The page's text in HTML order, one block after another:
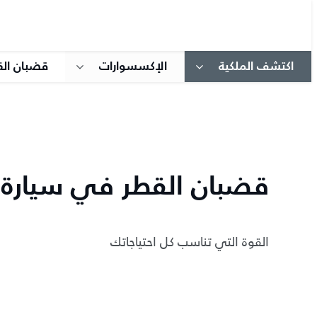
اكتشف الملكية الإكسسوارات قضبان
قضبان القطر في سيارة
القوة التي تناسب كل احتياجاتك